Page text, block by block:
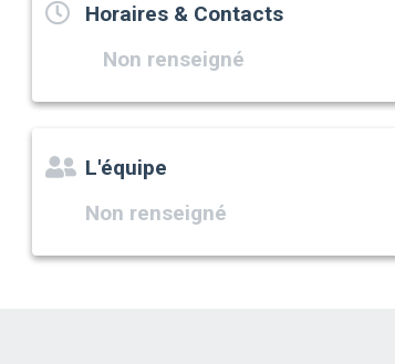
Horaires & Contacts
Non renseigné
L'équipe
Non renseigné